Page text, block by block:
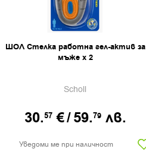
ШОЛ Стелка работна гел-актив за
мъже х 2
Scholl
30.57 €/59.79 лв.
Уведоми ме при наличност